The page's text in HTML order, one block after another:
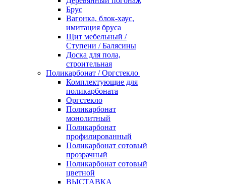
Брус
Вагонка, блок-хаус,
имитация бруса
Щит мебельный /
Ступени / Балясины
Доска для пола,
строительная
Поликарбонат / Оргстекло
Комплектующие для
поликарбоната
Оргстекло
Поликарбонат
монолитный
Поликарбонат
профилированный
Поликарбонат сотовый
прозрачный
Поликарбонат сотовый
цветной
ВЫСТАВКА